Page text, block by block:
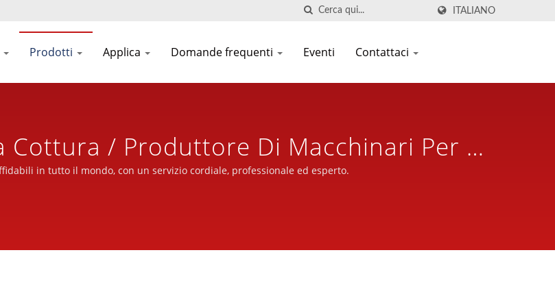
ITALIANO
Prodotti Applica Domande frequenti Eventi Contattaci
Cottura / Produttore Di Macchinari Per La
Miscelatori Per La Cottura E
in tutto il mondo, con un servizio cordiale, professionale ed esperto.